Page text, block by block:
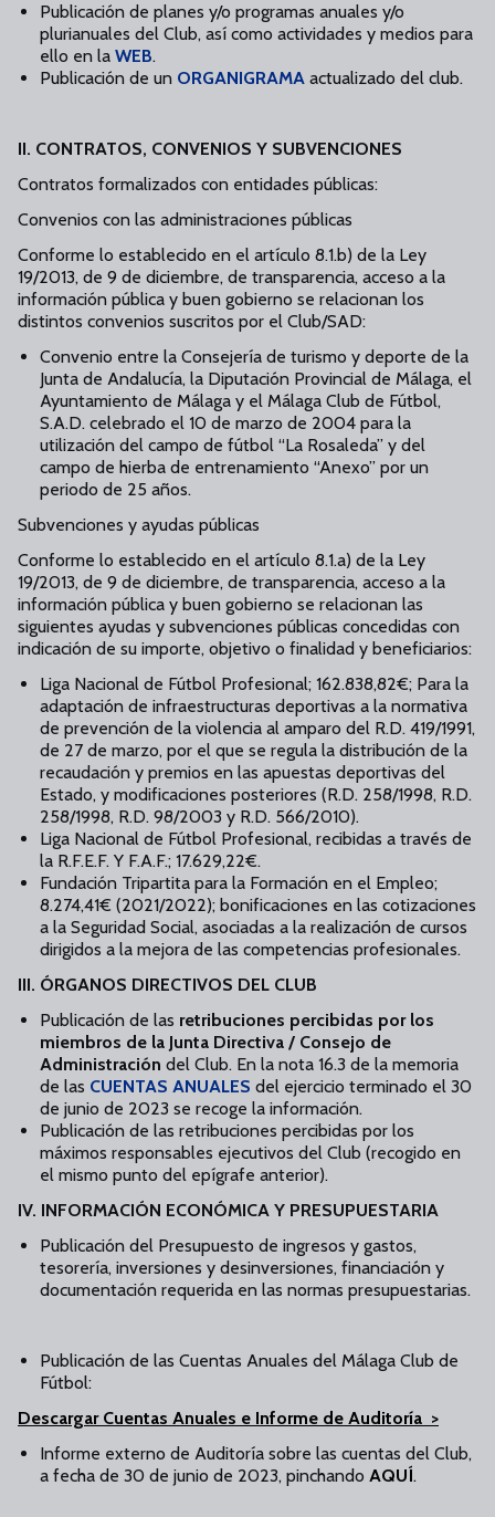
Publicación de planes y/o programas anuales y/o
plurianuales del Club, así como actividades y medios para
ello en la WEB.
Publicación de un ORGANIGRAMA actualizado del club.
II. CONTRATOS, CONVENIOS Y SUBVENCIONES
Contratos formalizados con entidades públicas:
Convenios con las administraciones públicas
Conforme lo establecido en el artículo 8.1.b) de la Ley
19/2013, de 9 de diciembre, de transparencia, acceso a la
información pública y buen gobierno se relacionan los
distintos convenios suscritos por el Club/SAD:
Convenio entre la Consejería de turismo y deporte de la
Junta de Andalucía, la Diputación Provincial de Málaga, el
Ayuntamiento de Málaga y el Málaga Club de Fútbol,
S.A.D. celebrado el 10 de marzo de 2004 para la
utilización del campo de fútbol “La Rosaleda” y del
campo de hierba de entrenamiento “Anexo” por un
periodo de 25 años.
Subvenciones y ayudas públicas
Conforme lo establecido en el artículo 8.1.a) de la Ley
19/2013, de 9 de diciembre, de transparencia, acceso a la
información pública y buen gobierno se relacionan las
siguientes ayudas y subvenciones públicas concedidas con
indicación de su importe, objetivo o finalidad y beneficiarios:
Liga Nacional de Fútbol Profesional; 162.838,82€; Para la
adaptación de infraestructuras deportivas a la normativa
de prevención de la violencia al amparo del R.D. 419/1991,
de 27 de marzo, por el que se regula la distribución de la
recaudación y premios en las apuestas deportivas del
Estado, y modificaciones posteriores (R.D. 258/1998, R.D.
258/1998, R.D. 98/2003 y R.D. 566/2010).
Liga Nacional de Fútbol Profesional, recibidas a través de
la R.F.E.F. Y F.A.F.; 17.629,22€.
Fundación Tripartita para la Formación en el Empleo;
8.274,41€ (2021/2022); bonificaciones en las cotizaciones
a la Seguridad Social, asociadas a la realización de cursos
dirigidos a la mejora de las competencias profesionales.
III. ÓRGANOS DIRECTIVOS DEL CLUB
Publicación de las retribuciones percibidas por los
miembros de la Junta Directiva / Consejo de
Administración del Club. En la nota 16.3 de la memoria
de las CUENTAS ANUALES del ejercicio terminado el 30
de junio de 2023 se recoge la información.
Publicación de las retribuciones percibidas por los
máximos responsables ejecutivos del Club (recogido en
el mismo punto del epígrafe anterior).
IV. INFORMACIÓN ECONÓMICA Y PRESUPUESTARIA
Publicación del Presupuesto de ingresos y gastos,
tesorería, inversiones y desinversiones, financiación y
documentación requerida en las normas presupuestarias.
Publicación de las Cuentas Anuales del Málaga Club de
Fútbol:
Descargar Cuentas Anuales e Informe de Auditoría >
Informe externo de Auditoría sobre las cuentas del Club,
a fecha de 30 de junio de 2023, pinchando AQUÍ.